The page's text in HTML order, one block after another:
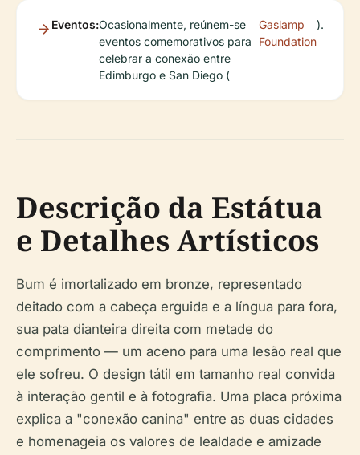
Eventos:Ocasionalmente, reúnem-se
eventos comemorativos para
celebrar a conexão entre
Edimburgo e San Diego (
Gaslamp
Foundation
).
Descrição da Estátua
e Detalhes Artísticos
Bum é imortalizado em bronze, representado
deitado com a cabeça erguida e a língua para fora,
sua pata dianteira direita com metade do
comprimento — um aceno para uma lesão real que
ele sofreu. O design tátil em tamanho real convida
à interação gentil e à fotografia. Uma placa próxima
explica a "conexão canina" entre as duas cidades
e homenageia os valores de lealdade e amizade